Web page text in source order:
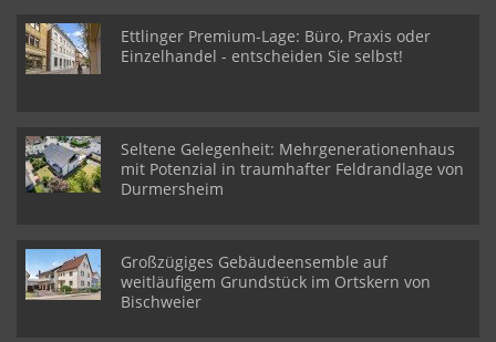
Ettlinger Premium-Lage: Büro, Praxis oder
Einzelhandel - entscheiden Sie selbst!
Seltene Gelegenheit: Mehrgenerationenhaus
mit Potenzial in traumhafter Feldrandlage von
Durmersheim
Großzügiges Gebäudeensemble auf
weitläufigem Grundstück im Ortskern von
Bischweier